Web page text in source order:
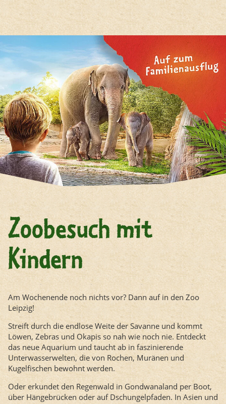
Hauptregion der Seite
Zoobesuch mit
Kindern
Am Wochenende noch nichts vor? Dann auf in den Zoo
Leipzig!
Streift durch die endlose Weite der Savanne und kommt
Löwen, Zebras und Okapis so nah wie noch nie. Entdeckt
das neue Aquarium und taucht ab in faszinierende
Unterwasserwelten, die von Rochen, Muränen und
Kugelfischen bewohnt werden.
Oder erkundet den Regenwald in Gondwanaland per Boot,
über Hängebrücken oder auf Dschungelpfaden. In Asien und